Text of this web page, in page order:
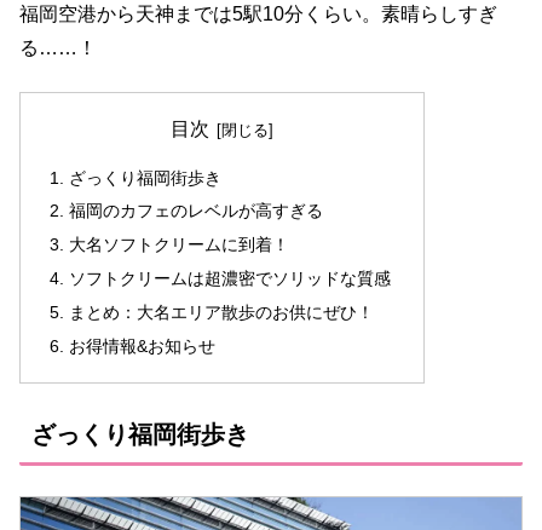
福岡空港から天神までは5駅10分くらい。素晴らしすぎ
る……！
目次
ざっくり福岡街歩き
福岡のカフェのレベルが高すぎる
大名ソフトクリームに到着！
ソフトクリームは超濃密でソリッドな質感
まとめ：大名エリア散歩のお供にぜひ！
お得情報&お知らせ
ざっくり福岡街歩き